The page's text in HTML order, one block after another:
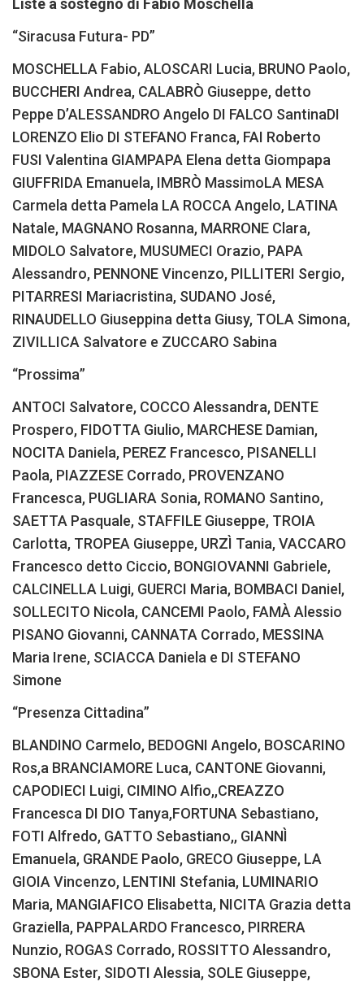
Liste a sostegno di Fabio Moschella
“Siracusa Futura- PD”
MOSCHELLA Fabio, ALOSCARI Lucia, BRUNO Paolo,
BUCCHERI Andrea, CALABRÒ Giuseppe, detto
Peppe D’ALESSANDRO Angelo DI FALCO SantinaDI
LORENZO Elio DI STEFANO Franca, FAI Roberto
FUSI Valentina GIAMPAPA Elena detta Giompapa
GIUFFRIDA Emanuela, IMBRÒ MassimoLA MESA
Carmela detta Pamela LA ROCCA Angelo, LATINA
Natale, MAGNANO Rosanna, MARRONE Clara,
MIDOLO Salvatore, MUSUMECI Orazio, PAPA
Alessandro, PENNONE Vincenzo, PILLITERI Sergio,
PITARRESI Mariacristina, SUDANO José,
RINAUDELLO Giuseppina detta Giusy, TOLA Simona,
ZIVILLICA Salvatore e ZUCCARO Sabina
“Prossima”
ANTOCI Salvatore, COCCO Alessandra, DENTE
Prospero, FIDOTTA Giulio, MARCHESE Damian,
NOCITA Daniela, PEREZ Francesco, PISANELLI
Paola, PIAZZESE Corrado, PROVENZANO
Francesca, PUGLIARA Sonia, ROMANO Santino,
SAETTA Pasquale, STAFFILE Giuseppe, TROIA
Carlotta, TROPEA Giuseppe, URZÌ Tania, VACCARO
Francesco detto Ciccio, BONGIOVANNI Gabriele,
CALCINELLA Luigi, GUERCI Maria, BOMBACI Daniel,
SOLLECITO Nicola, CANCEMI Paolo, FAMÀ Alessio
PISANO Giovanni, CANNATA Corrado, MESSINA
Maria Irene, SCIACCA Daniela e DI STEFANO
Simone
“Presenza Cittadina”
BLANDINO Carmelo, BEDOGNI Angelo, BOSCARINO
Ros,a BRANCIAMORE Luca, CANTONE Giovanni,
CAPODIECI Luigi, CIMINO Alfio,,CREAZZO
Francesca DI DIO Tanya,FORTUNA Sebastiano,
FOTI Alfredo, GATTO Sebastiano,, GIANNÌ
Emanuela, GRANDE Paolo, GRECO Giuseppe, LA
GIOIA Vincenzo, LENTINI Stefania, LUMINARIO
Maria, MANGIAFICO Elisabetta, NICITA Grazia detta
Graziella, PAPPALARDO Francesco, PIRRERA
Nunzio, ROGAS Corrado, ROSSITTO Alessandro,
SBONA Ester, SIDOTI Alessia, SOLE Giuseppe,